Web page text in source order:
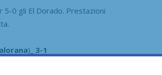
5-0 gli El Dorado. Prestazioni
) _ 3-1